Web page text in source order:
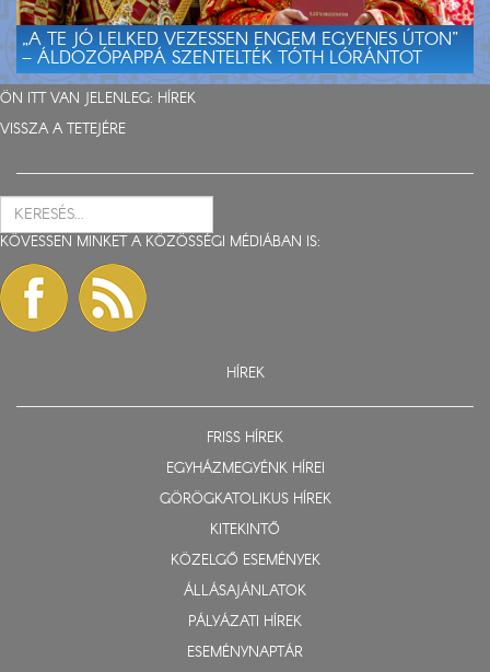
„A TE JÓ LELKED VEZESSEN ENGEM EGYENES ÚTON”
– ÁLDOZÓPAPPÁ SZENTELTÉK TÓTH LÓRÁNTOT
ÖN ITT VAN JELENLEG: HÍREK
VISSZA A TETEJÉRE
KÖVESSEN MINKET A KÖZÖSSÉGI MÉDIÁBAN IS:
HÍREK
FRISS HÍREK
EGYHÁZMEGYÉNK HÍREI
GÖRÖGKATOLIKUS HÍREK
KITEKINTŐ
KÖZELGŐ ESEMÉNYEK
ÁLLÁSAJÁNLATOK
PÁLYÁZATI HÍREK
ESEMÉNYNAPTÁR